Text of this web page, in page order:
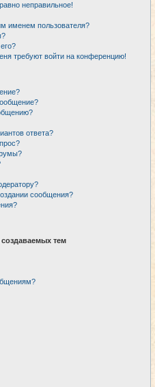
неправильное!
именем пользователя?
требуют войти на конференцию!
ответа?
сообщения?
тем